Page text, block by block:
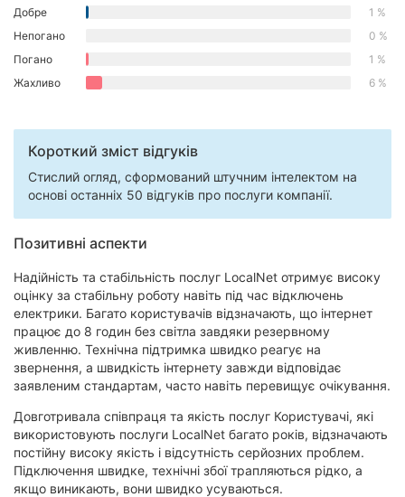
Миколаїв
Херсон
Чернігів
Черкаси
Чернівці
Суми
Івано-
Франківськ
Луцьк
Карпати
Добре
1 %
Непогано
0 %
Погано
1 %
Жахливо
6 %
Короткий зміст відгуків
Стислий огляд, сформований штучним інтелектом на
основі останніх 50 відгуків про послуги компанії.
Позитивні аспекти
Надійність та стабільність послуг LocalNet отримує високу
оцінку за стабільну роботу навіть під час відключень
електрики. Багато користувачів відзначають, що інтернет
працює до 8 годин без світла завдяки резервному
живленню. Технічна підтримка швидко реагує на
звернення, а швидкість інтернету завжди відповідає
заявленим стандартам, часто навіть перевищує очікування.
Довготривала співпраця та якість послуг Користувачі, які
використовують послуги LocalNet багато років, відзначають
постійну високу якість і відсутність серйозних проблем.
Підключення швидке, технічні збої трапляються рідко, а
якщо виникають, вони швидко усуваються.